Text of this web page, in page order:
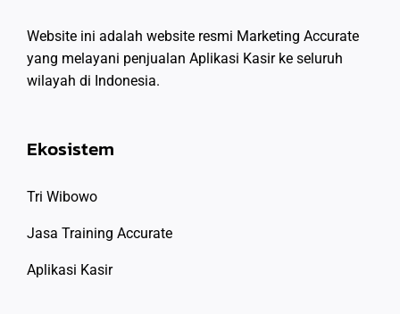
Website ini adalah website resmi Marketing Accurate
yang melayani penjualan Aplikasi Kasir ke seluruh
wilayah di Indonesia.
Ekosistem
Tri Wibowo
Jasa Training Accurate
Aplikasi Kasir